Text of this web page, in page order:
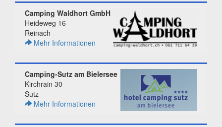
Camping Waldhort GmbH
Heideweg 16
Reinach
Mehr Informationen
Camping-Sutz am Bielersee
Kirchrain 30
Sutz
Mehr Informationen